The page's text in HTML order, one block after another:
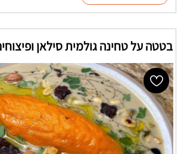
בטטה על טחינה גולמית סילאן